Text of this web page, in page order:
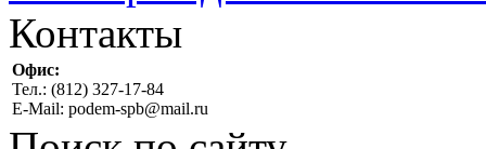
Контакты
Офис:
Тел.: (812) 327-17-84
E-Mail: podem-spb@mail.ru